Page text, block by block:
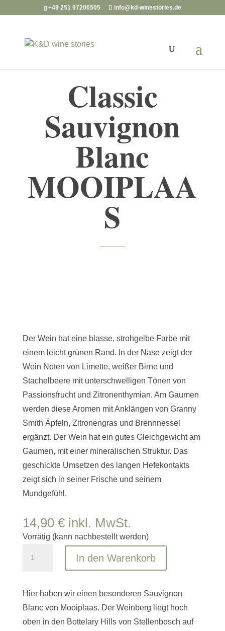
+49 251 97206505 info@kd-winestories.de
Classic
Sauvignon
Blanc
MOOIPLAA
S
Der Wein hat eine blasse, strohgelbe Farbe mit
einem leicht grünen Rand. In der Nase zeigt der
Wein Noten von Limette, weißer Birne und
Stachelbeere mit unterschwelligen Tönen von
Passionsfrucht und Zitronenthymian. Am Gaumen
werden diese Aromen mit Anklängen von Granny
Smith Äpfeln, Zitronengras und Brennnessel
ergänzt. Der Wein hat ein gutes Gleichgewicht am
Gaumen, mit einer mineralischen Struktur. Das
geschickte Umsetzen des langen Hefekontakts
zeigt sich in seiner Frische und seinem
Mundgefühl.
14,90 € inkl. MwSt.
Vorrätig (kann nachbestellt werden)
MOOIPLAAS
Menge
In den Warenkorb
Hier haben wir einen besonderen Sauvignon
Blanc von Mooiplaas. Der Weinberg liegt hoch
oben in den Bottelary Hills von Stellenbosch auf